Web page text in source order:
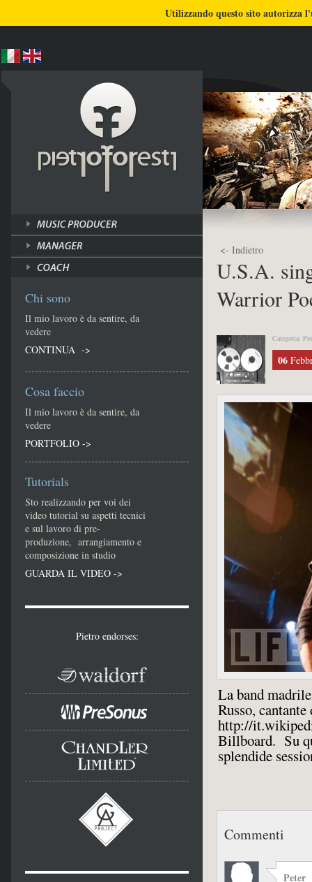
COSA FACCIO ULTIMI LAVORI
<- Indietro
U.S.A.
Warrior
Categoria:
06
La band
Russo,
http://
Billboard. Su
splendide
Commenti
Peter
Chi sono
Il mio lavoro è da sentire, da
vedere
CONTINUA ->
Cosa faccio
Il mio lavoro è da sentire, da
vedere
PORTFOLIO ->
Tutorials
Sto realizzando per voi dei
video tutorial su aspetti tecnici
e sul lavoro di pre-
produzione, arrangiamento e
composizione in studio
GUARDA IL VIDEO ->
Pietro endorses:
Utilizzando questo sito autorizza